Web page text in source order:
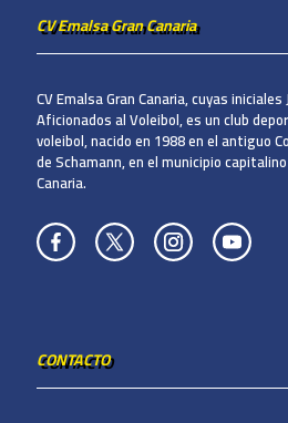
CV Emalsa Gran Canaria
CV Emalsa Gran Canaria, cuyas
Aficionados al Voleibol, es un club
voleibol, nacido en 1988 en el antiguo
de Schamann, en el municipio
Canaria.
CONTACTO